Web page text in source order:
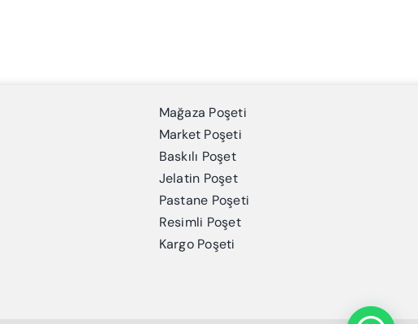
Mağaza Poşeti
Market Poşeti
Baskılı Poşet
Jelatin Poşet
Pastane Poşeti
Resimli Poşet
Kargo Poşeti